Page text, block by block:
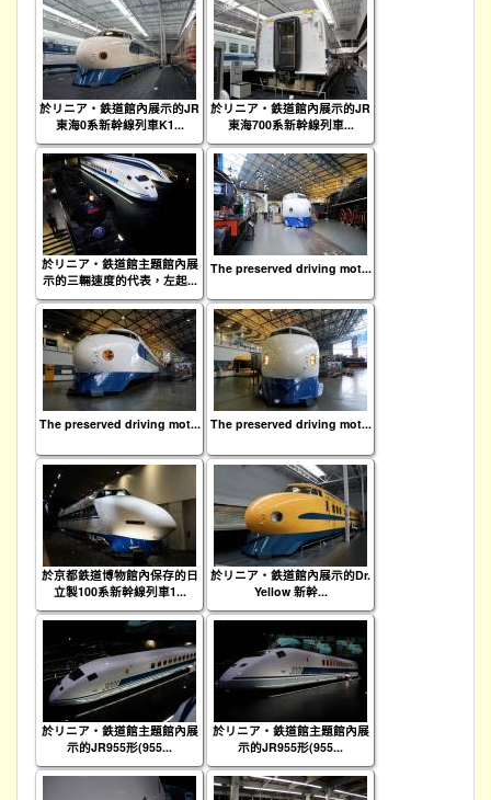
於リニア・鉄道館內展示的JR
東海0系新幹線列車K1...
於リニア・鉄道館內展示的JR
東海700系新幹線列車...
於リニア・鉄道館主題館內展
示的三輛速度的代表，左起...
The preserved driving mot...
The preserved driving mot... The preserved driving mot...
於京都鉄道博物館內保存的日
立製100系新幹線列車1...
於リニア・鉄道館內展示的Dr.
Yellow 新幹...
於リニア・鉄道館主題館內展
示的JR955形(955...
於リニア・鉄道館主題館內展
示的JR955形(955...